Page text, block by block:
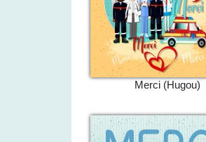
Merci (Hugou)